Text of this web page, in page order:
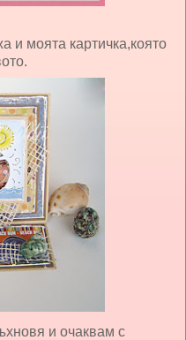
картичка,която
и очаквам с